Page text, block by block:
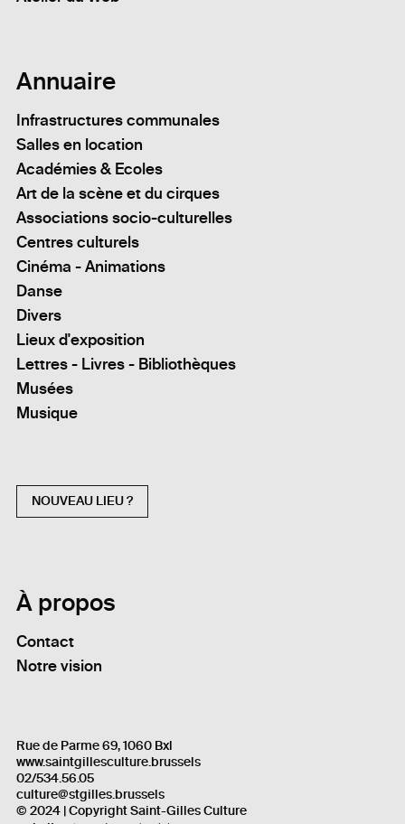
Annuaire
Infrastructures communales
Salles en location
Académies & Ecoles
Art de la scène et du cirques
Associations socio-culturelles
Centres culturels
Cinéma - Animations
Danse
Divers
Lieux d'exposition
Lettres - Livres - Bibliothèques
Musées
Musique
NOUVEAU LIEU ?
À propos
Contact
Notre vision
Rue de Parme 69, 1060 Bxl
www.saintgillesculture.brussels
02/534.56.05
culture@stgilles.brussels
© 2024 | Copyright Saint-Gilles Culture